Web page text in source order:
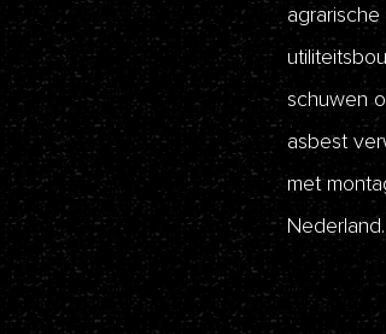
schuwen
asbest
met
Nederland.